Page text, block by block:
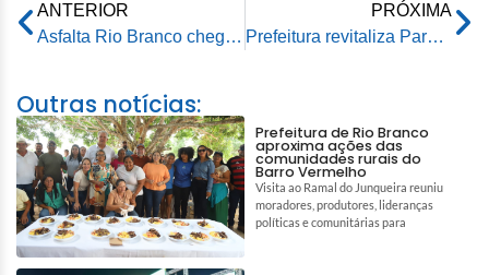
ANTERIOR
Asfalta Rio Branco chega ao Bairro Cadeia Velha
PRÓXIMA
Prefeitura revitaliza Parque do Tucumã e proporciona espaço agradável para prática de esportes
Outras notícias:
Prefeitura de Rio Branco
aproxima ações das
comunidades rurais do
Barro Vermelho
Visita ao Ramal do Junqueira reuniu
moradores, produtores, lideranças
políticas e comunitárias para